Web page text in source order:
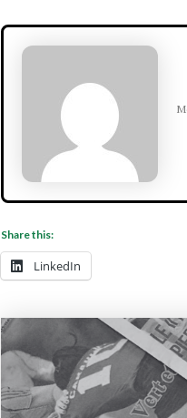
Share this:
LinkedIn